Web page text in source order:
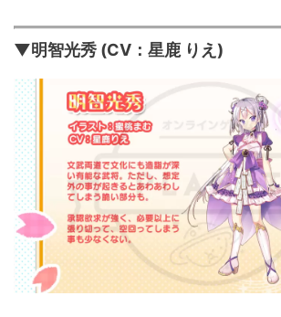
▼明智光秀 (CV：星鹿 りえ)